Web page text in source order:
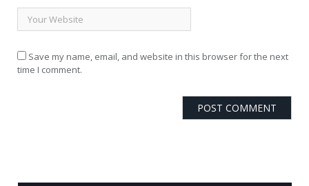
Save my name, email, and website in this browser for the next
time I comment.